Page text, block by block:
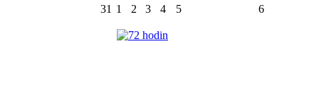
31 1 2 3 4 5 6